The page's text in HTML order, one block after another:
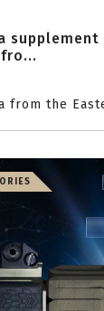
from the